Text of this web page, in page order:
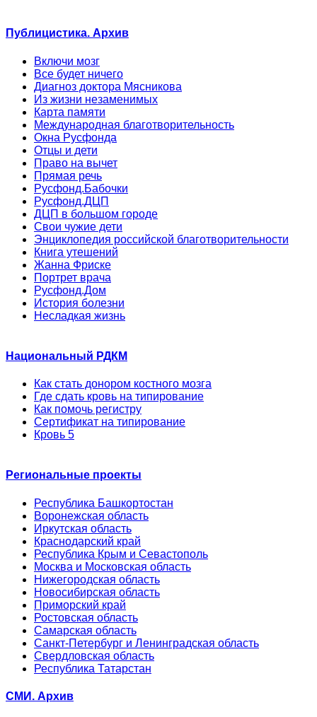
Публицистика. Архив
Включи мозг
Все будет ничего
Диагноз доктора Мясникова
Из жизни незаменимых
Карта памяти
Международная благотворительность
Окна Русфонда
Отцы и дети
Право на вычет
Прямая речь
Русфонд.Бабочки
Русфонд.ДЦП
ДЦП в большом городе
Свои чужие дети
Энциклопедия российской благотворительности
Книга утешений
Жанна Фриске
Портрет врача
Русфонд.Дом
История болезни
Несладкая жизнь
Национальный РДКМ
Как стать донором костного мозга
Где сдать кровь на типирование
Как помочь регистру
Сертификат на типирование
Кровь 5
Региональные проекты
Республика Башкортостан
Воронежская область
Иркутская область
Краснодарский край
Республика Крым и Севастополь
Москва и Московская область
Нижегородская область
Новосибирская область
Приморский край
Ростовская область
Самарская область
Санкт-Петербург и Ленинградская область
Свердловская область
Республика Татарстан
СМИ. Архив